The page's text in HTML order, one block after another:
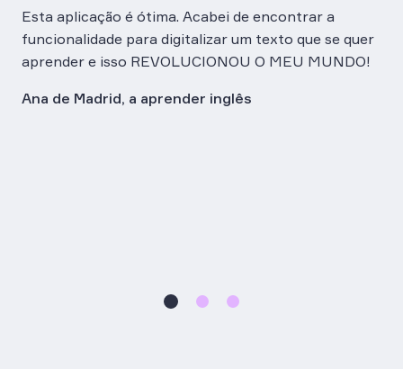
Esta aplicação é ótima. Acabei de encontrar a
funcionalidade para digitalizar um texto que se quer
aprender e isso REVOLUCIONOU O MEU MUNDO!
Ana de Madrid, a aprender inglês